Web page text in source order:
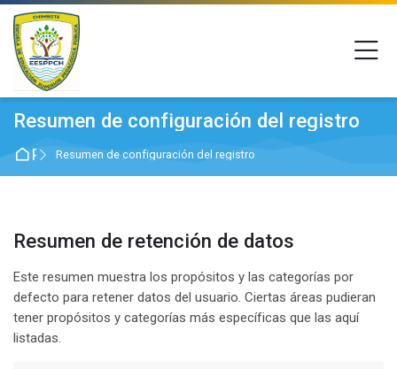
Skip to navigation
Skip to login form
Salta al contenido principal
Skip to footer
Resumen de configuración del registro
Página Principal
Resumen de configuración del registro
Resumen de retención de datos
Este resumen muestra los propósitos y las categorías por
defecto para retener datos del usuario. Ciertas áreas pudieran
tener propósitos y categorías más específicas que las aquí
listadas.